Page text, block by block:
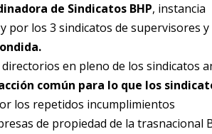
de Sindicatos BHP, instancia
por los 3 sindicatos de supervisores y
en pleno de los sindicatos
común para lo que los
los repetidos incumplimientos
de propiedad de la trasnacional